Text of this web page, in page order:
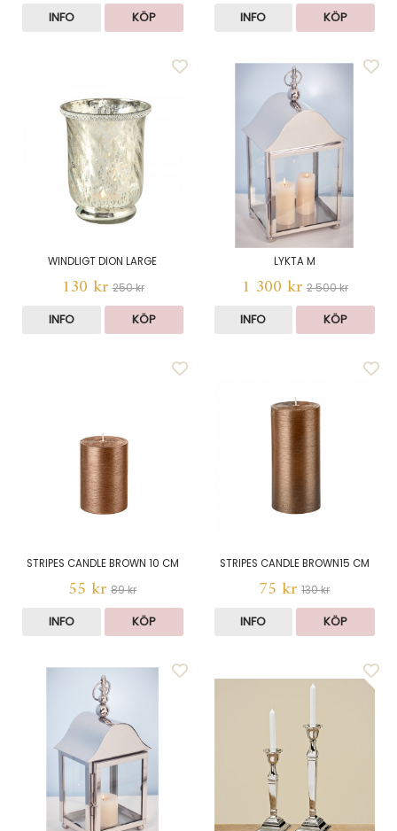
INFO KÖP INFO KÖP
WINDLIGT DION LARGE
130 kr 250 kr
INFO KÖP
LYKTA M
1 300 kr 2 500 kr
INFO KÖP
STRIPES CANDLE BROWN 10 CM
55 kr 89 kr
INFO KÖP
STRIPES CANDLE BROWN15 CM
75 kr 130 kr
INFO KÖP